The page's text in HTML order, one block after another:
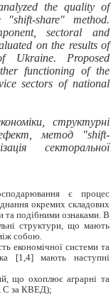
the quality of
share" method.
sectoral and
on the results of
Proposed
functioning of the
sectors of national
структурні
метод "shift-
секторальної
є процес
окремих складових
та подібними ознаками. В
структури, що мають
собою.
економічної системи та
[1,4] мають наступні
що охоплює аграрні та
C за КВЕД);